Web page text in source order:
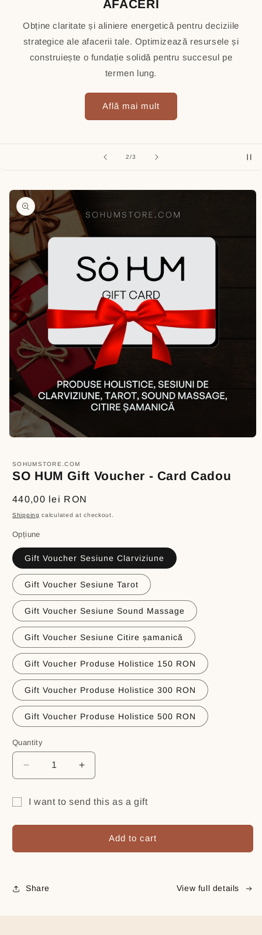
2/of
3
AFACERI
Obține claritate și aliniere energetică pentru deciziile
strategice ale afacerii tale. Optimizează resursele și
construiește o fundație solidă pentru succesul pe
termen lung.
Află mai mult
Skip to
product
information
in
modal
SOHUMSTORE.COM
SO HUM Gift Voucher - Card Cadou
Regular
price
440,00 lei RON
Shipping calculated at checkout.
Opțiune
Gift Voucher Sesiune Clarviziune
Gift Voucher Sesiune Tarot
Gift Voucher Sesiune Sound Massage
Gift Voucher Sesiune Citire șamanică
Gift Voucher Produse Holistice 150 RON
Gift Voucher Produse Holistice 300 RON
Gift Voucher Produse Holistice 500 RON
Quantity
Decrease
quantity
SO
-
Increase
quantity
SO
Voucher
-
I want to send this as a gift
recipient
Add to cart
Share View full details